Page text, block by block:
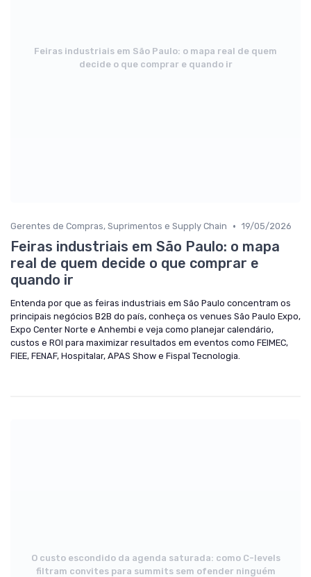
Feiras industriais em São Paulo: o mapa real de quem
decide o que comprar e quando ir
Gerentes de Compras, Suprimentos e Supply Chain • 19/05/2026
Feiras industriais em São Paulo: o mapa
real de quem decide o que comprar e
quando ir
Entenda por que as feiras industriais em São Paulo concentram os
principais negócios B2B do país, conheça os venues São Paulo Expo,
Expo Center Norte e Anhembi e veja como planejar calendário,
custos e ROI para maximizar resultados em eventos como FEIMEC,
FIEE, FENAF, Hospitalar, APAS Show e Fispal Tecnologia.
O custo escondido da agenda saturada: como C-levels
filtram convites para summits sem ofender ninguém